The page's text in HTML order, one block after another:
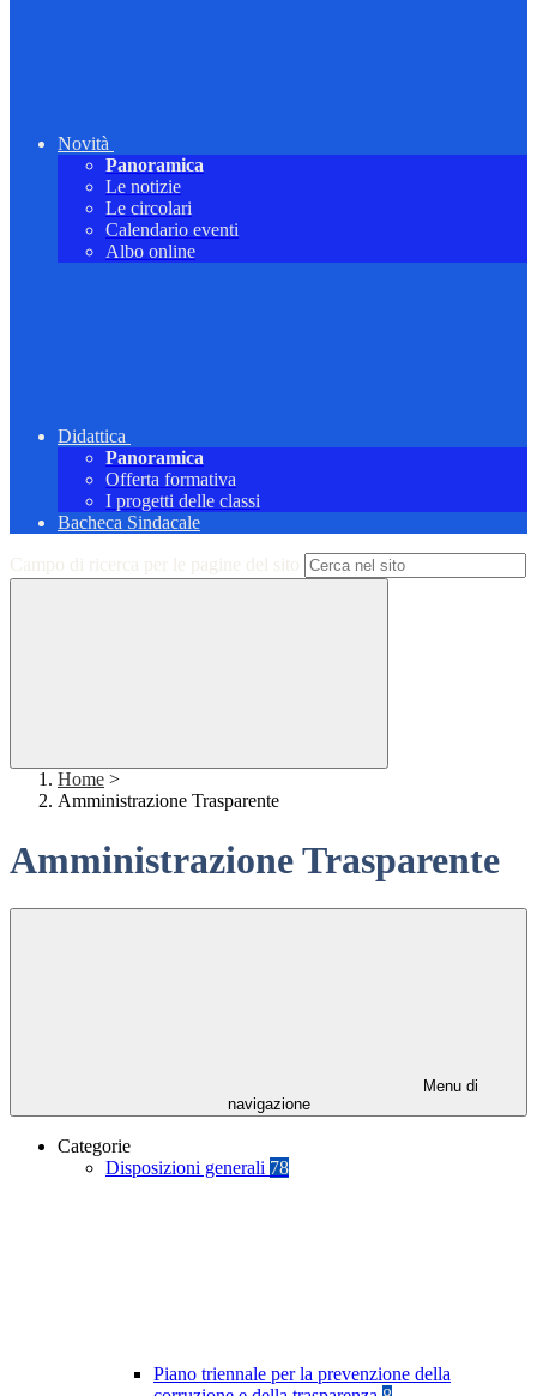
Novità
Panoramica
Le notizie
Le circolari
Calendario eventi
Albo online
Didattica
Panoramica
Offerta formativa
I progetti delle classi
Bacheca Sindacale
Campo di ricerca per le pagine del sito
Home >
Amministrazione Trasparente
Amministrazione Trasparente
Menu di
navigazione
Categorie
Disposizioni generali 78
Piano triennale per la prevenzione della